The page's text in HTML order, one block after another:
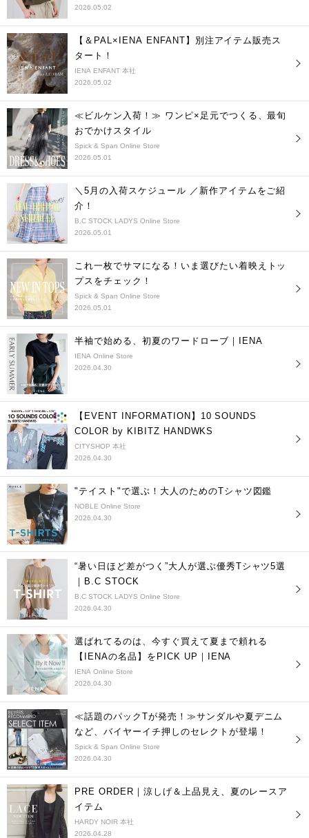
2026.05.02
【＆PAL×IENA ENFANT】別注アイテム販売ス
タート！
IENA ENFANT 本社
2026.05.02
≪ビルケン入荷！≫ ワンピ×足元でつくる、最旬
おでかけスタイル
Spick & Span Online Store
2026.05.01
＼5月の入荷スケジュール ／新作アイテムをご紹
介！
B.C STOCK LADYS Online Store
2026.05.01
これ一枚でサマになる！いま選びたい着映えトッ
プスをチェック！
Spick & Span Online Store
2026.05.01
半袖で始める、初夏のワードローブ｜IENA
IENA Online Store
2026.04.30
【EVENT INFORMATION】10 SOUNDS
COLOR by KIBITZ HANDWKS
CITYSHOP 本社
2026.04.30
"テイスト"で選ぶ！大人のためのTシャツ図鑑
NOBLE Online Store
2026.04.30
“暑い日ほど差がつく”大人が選ぶ優秀Tシャツ5選
｜B.C STOCK
B.C STOCK LADYS Online Store
2026.04.30
選ばれてるのは、今すぐ買えて夏まで頼れる
【IENAの名品】をPICK UP｜IENA
IENA Online Store
2026.04.30
≪話題のパックTが発売！≫サンダルや夏デニム
など、バイヤーイチ押しのセレクトが登場！
Spick & Span Online Store
2026.04.30
PRE ORDER｜涼しげ＆上品見え、夏のレースア
イテム
HARDY NOIR 本社
2026.04.28